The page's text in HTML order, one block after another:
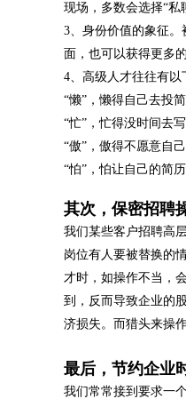
现场，多数会选择“私
3、身份价值的象征
面，也可以获得更多
4、高级人才往往有以
“懒”，懒得自己去投
“忙”，忙得没时间去
“傲”，傲得不愿意自
“怕”，怕让自己的简
其次，保密招聘
我们某些客户招聘高
岗位有人要被替换的
才时，如操作不当，
到，反而导致企业的
济损失。而猎头来操
最后，节约企业
我们常常接到要求一